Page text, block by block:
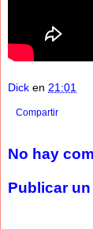
Dick en 21:01
Compartir
No hay
Publicar